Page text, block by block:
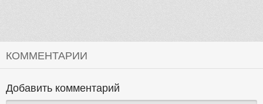
КОММЕНТАРИИ
Добавить комментарий